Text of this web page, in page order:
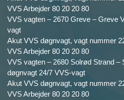
VVS Arbejder 80 20 20 80
VVS vagten – 2670 Greve – Greve
vagt
Akut VVS døgnvagt, vagt nummer
VVS Arbejder 80 20 20 80
VVS vagten – 2680 Solrød Strand –
døgnvagt 24/7 VVS-vagt
Akut VVS døgnvagt, vagt nummer
VVS Arbejder 80 20 20 80